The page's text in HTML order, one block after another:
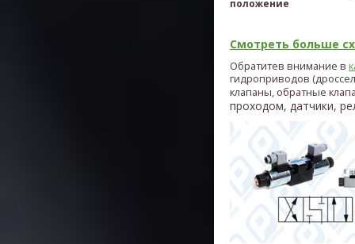
положение
Смотреть больше
Обратитев внимание в
гидроприводов
клапаны, обратные
проходом, датчики,